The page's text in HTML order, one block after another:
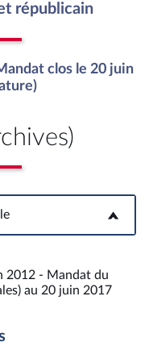
républicain
clos le 20 juin
nationale
2012 - Mandat du
au 20 juin 2017